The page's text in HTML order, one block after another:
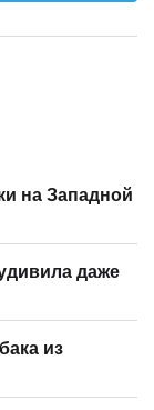
на Западной
даже
из